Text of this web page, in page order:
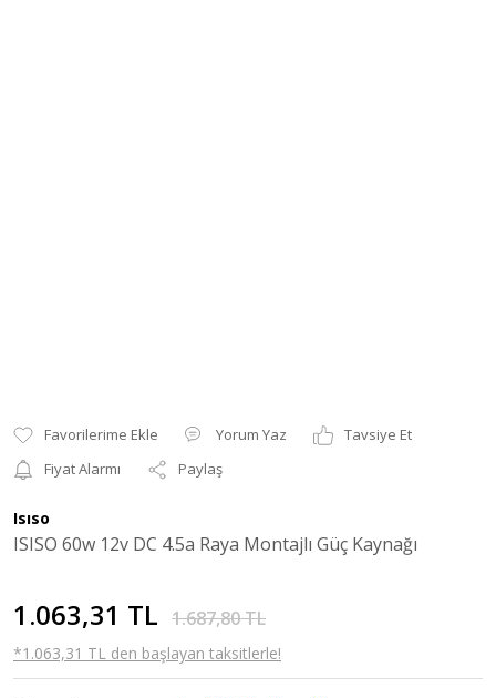
Yorum Yaz
Tavsiye Et
Fiyat Alarmı
Paylaş
Isıso
ISISO 60w 12v DC 4.5a Raya Montajlı Güç Kaynağı
1.063,31 TL 1.687,80 TL
*1.063,31 TL den başlayan taksitlerle!